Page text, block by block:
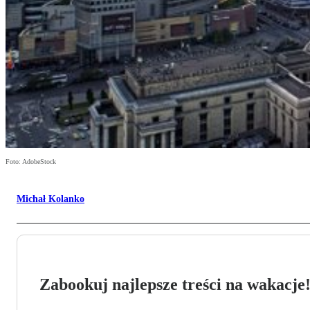
Foto: AdobeStock
Michał Kolanko
Zabookuj najlepsze treści na wakacje!